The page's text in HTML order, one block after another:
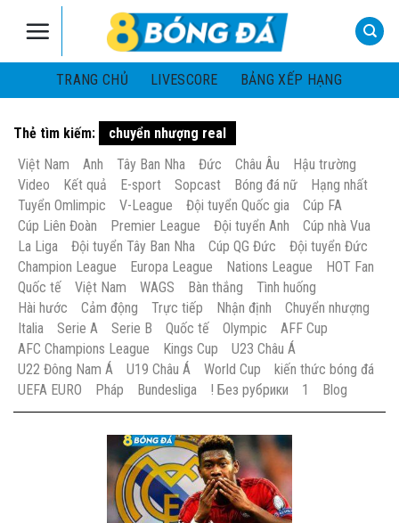
TRANG CHỦ
LIVESCORE BẢNG XẾP HẠNG
Thẻ tìm kiếm:
chuyển nhượng real
Việt Nam
Anh Tây Ban Nha Đức Châu Âu
Hậu trường
Video
Kết quả E-sport Sopcast Bóng đá nữ
Hạng nhất
Tuyển Omlimpic
V-League Đội tuyển Quốc gia
Cúp FA
Cúp Liên Đoàn
Premier League Đội tuyển Anh
Cúp nhà Vua
La Liga
Đội tuyển Tây Ban Nha Cúp QG Đức
Đội tuyển Đức
Champion League
Europa League Nations League
HOT Fan
Quốc tế
Việt Nam WAGS Bàn thắng
Tình huống
Hài hước
Cảm động Trực tiếp Nhận định
Chuyển nhượng
Italia
Serie A Serie B Quốc tế Olympic
AFF Cup
AFC Champions League
Kings Cup
U23 Châu Á
U22 Đông Nam Á
U19 Châu Á World Cup
kiến thức bóng đá
UEFA EURO
Pháp Bundesliga ! Без рубрики 1 Blog